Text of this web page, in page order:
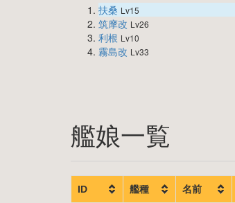
扶桑 Lv15
筑摩改 Lv26
利根 Lv10
霧島改 Lv33
艦娘一覧
ID 艦種 名前